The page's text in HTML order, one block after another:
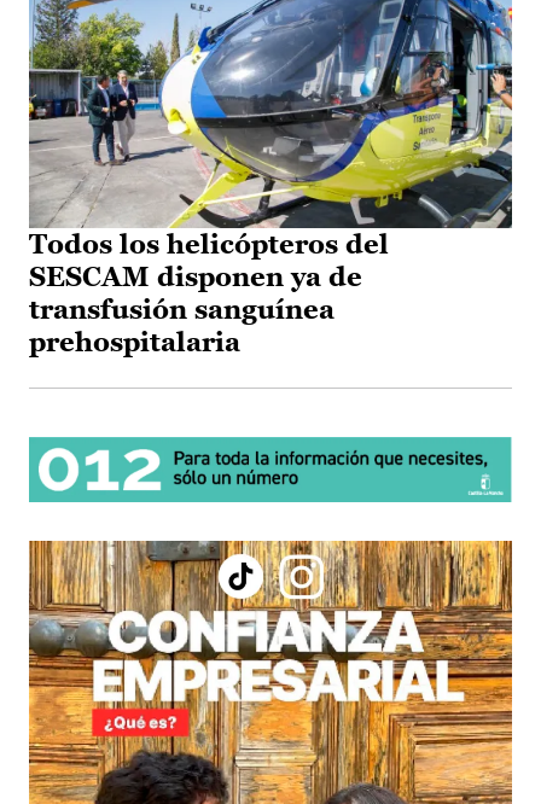
Todos los helicópteros del
SESCAM disponen ya de
transfusión sanguínea
prehospitalaria